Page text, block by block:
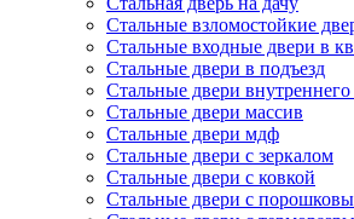
Стальные взломостойкие
Стальные входные двери в
Стальные двери в подъезд
Стальные двери
Стальные двери массив
Стальные двери мдф
Стальные двери с зеркалом
Стальные двери с ковкой
Стальные двери с